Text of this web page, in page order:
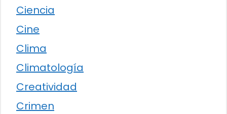
Ciencia
Cine
Clima
Climatología
Creatividad
Crimen